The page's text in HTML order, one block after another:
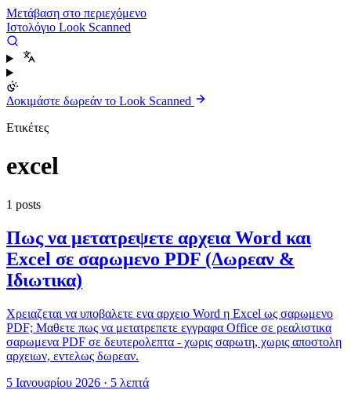
Μετάβαση στο περιεχόμενο
Ιστολόγιο Look Scanned
Δοκιμάστε δωρεάν το Look Scanned
Ετικέτες
excel
1 posts
Πως να μετατρεψετε αρχεια Word και
Excel σε σαρωμενο PDF (Δωρεαν &
Ιδιωτικα)
Χρειαζεται να υποβαλετε ενα αρχειο Word η Excel ως σαρωμενο
PDF; Μαθετε πως να μετατρεπετε εγγραφα Office σε ρεαλιστικα
σαρωμενα PDF σε δευτερολεπτα - χωρις σαρωτη, χωρις αποστολη
αρχειων, εντελως δωρεαν.
5 Ιανουαρίου 2026 · 5 λεπτά